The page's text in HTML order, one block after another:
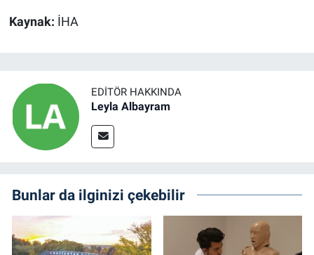
Kaynak: İHA
EDITÖR HAKKINDA
Leyla Albayram
Bunlar da ilginizi çekebilir